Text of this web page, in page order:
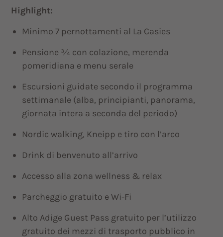
Highlight:
Minimo 7 pernottamenti al La Casies
Pensione ¾ con colazione, merenda
pomeridiana e menu serale
Escursioni guidate secondo il programma
settimanale (alba, principianti, panorama,
giornata intera a seconda del periodo)
Nordic walking, Kneipp e tiro con l’arco
Drink di benvenuto all’arrivo
Accesso alla zona wellness & relax
Parcheggio gratuito e Wi-Fi
Alto Adige Guest Pass gratuito per l’utilizzo
gratuito dei mezzi di trasporto pubblico in